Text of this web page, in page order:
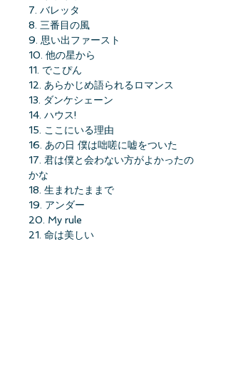
7. バレッタ
8. 三番目の風
9. 思い出ファースト
10. 他の星から
11. でこぴん
12. あらかじめ語られるロマンス
13. ダンケシェーン
14. ハウス!
15. ここにいる理由
16. あの日 僕は咄嗟に嘘をついた
17. 君は僕と会わない方がよかったの
かな
18. 生まれたままで
19. アンダー
20. My rule
21. 命は美しい